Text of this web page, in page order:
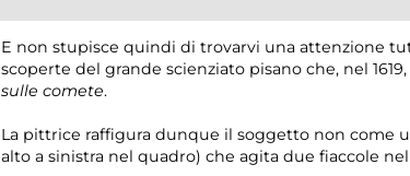
E non stupisce quindi di trovarvi una attenzione
scoperte del grande scienziato pisano che, nel
sulle comete.
La pittrice raffigura dunque il soggetto non come
alto a sinistra nel quadro) che agita due fiaccole